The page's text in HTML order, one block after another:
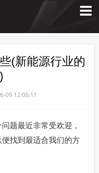
(新能源行业的
09 12:06:11
题最近非常受欢迎，
找到最适合我们的方